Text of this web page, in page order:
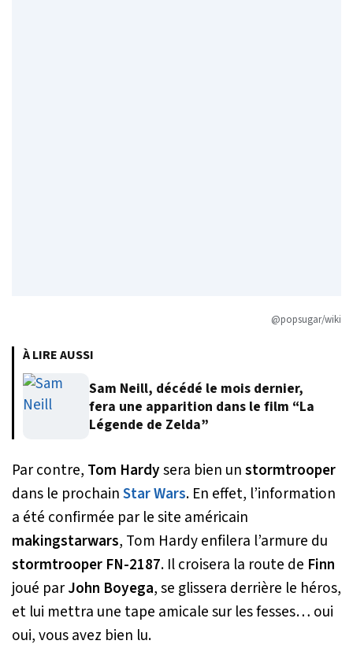
@popsugar/wiki
À LIRE AUSSI
Sam Neill, décédé le mois dernier,
fera une apparition dans le film “La
Légende de Zelda”
Par contre, Tom Hardysera bien unstormtrooper
dans le prochainStar Wars. En effet, l’information
a été confirmée par le site américain
makingstarwars, Tom Hardy enfilera l’armure du
stormtrooper FN-2187. Il croisera la route de Finn
joué parJohn Boyega, se glissera derrière le héros,
et lui mettra une tape amicale sur les fesses… oui
oui, vous avez bien lu.